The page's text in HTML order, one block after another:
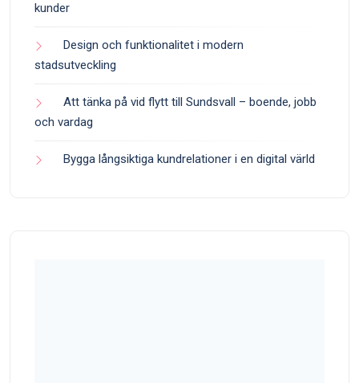
kunder
Design och funktionalitet i modern
stadsutveckling
Att tänka på vid flytt till Sundsvall – boende, jobb
och vardag
Bygga långsiktiga kundrelationer i en digital värld